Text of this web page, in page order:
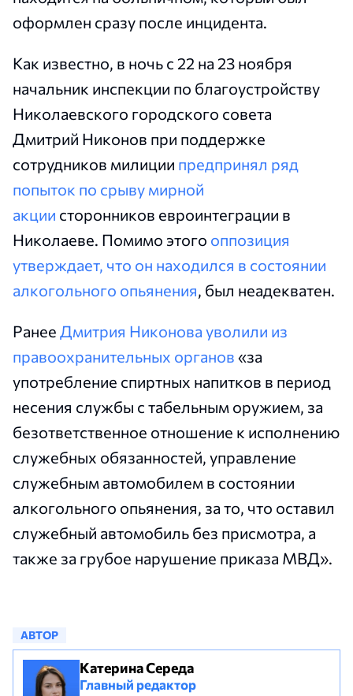
оформлен сразу после инцидента.
Как известно, в ночь с 22 на 23 ноября
начальник инспекции по благоустройству
Николаевского городского совета
Дмитрий Никонов при поддержке
сотрудников милиции предпринял ряд
попыток по срыву мирной
акции сторонников евроинтеграции в
Николаеве. Помимо этого оппозиция
утверждает, что он находился в состоянии
алкогольного опьянения, был неадекватен.
Ранее Дмитрия Никонова уволили из
правоохранительных органов «за
употребление спиртных напитков в период
несения службы с табельным оружием, за
безответственное отношение к исполнению
служебных обязанностей, управление
служебным автомобилем в состоянии
алкогольного опьянения, за то, что оставил
служебный автомобиль без присмотра, а
также за грубое нарушение приказа МВД».
АВТОР
Катерина Середа
Главный редактор